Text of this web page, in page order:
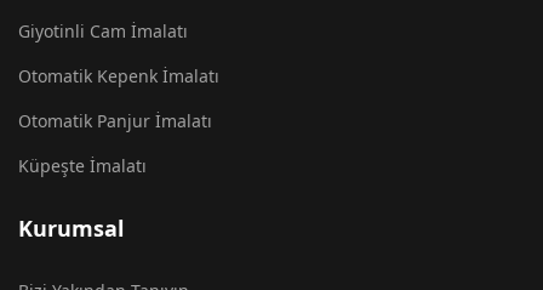
Giyotinli Cam İmalatı
Otomatik Kepenk İmalatı
Otomatik Panjur İmalatı
Küpeşte İmalatı
Kurumsal